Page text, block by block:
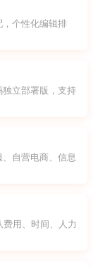
个性化编辑排
立部署版，支持
自营电商、信息
用、时间、人力